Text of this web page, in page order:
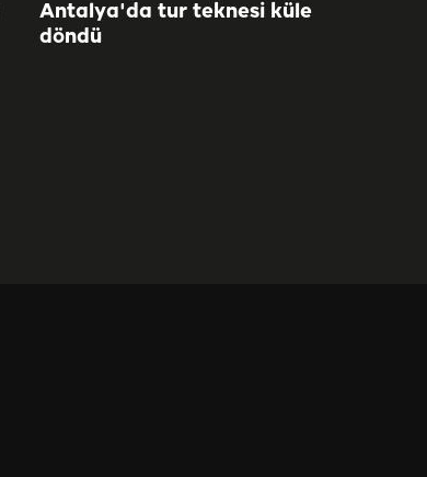
Antalya'da tur teknesi küle
döndü